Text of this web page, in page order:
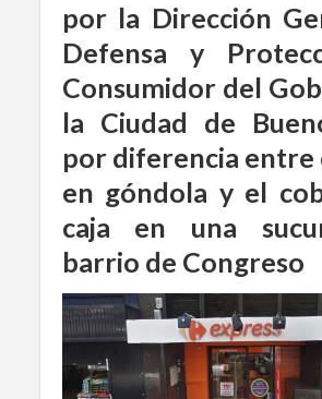
por la Dirección
Defensa y
Consumidor del
la Ciudad de
por diferencia entre
en góndola y el
caja en una
barrio de Congreso